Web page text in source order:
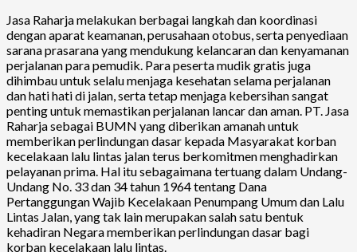
Jasa Raharja melakukan berbagai langkah dan koordinasi
dengan aparat keamanan, perusahaan otobus, serta penyediaan
sarana prasarana yang mendukung kelancaran dan kenyamanan
perjalanan para pemudik. Para peserta mudik gratis juga
dihimbau untuk selalu menjaga kesehatan selama perjalanan
dan hati hati di jalan, serta tetap menjaga kebersihan sangat
penting untuk memastikan perjalanan lancar dan aman. PT. Jasa
Raharja sebagai BUMN yang diberikan amanah untuk
memberikan perlindungan dasar kepada Masyarakat korban
kecelakaan lalu lintas jalan terus berkomitmen menghadirkan
pelayanan prima. Hal itu sebagaimana tertuang dalam Undang-
Undang No. 33 dan 34 tahun 1964 tentang Dana
Pertanggungan Wajib Kecelakaan Penumpang Umum dan Lalu
Lintas Jalan, yang tak lain merupakan salah satu bentuk
kehadiran Negara memberikan perlindungan dasar bagi
korban kecelakaan lalu lintas.